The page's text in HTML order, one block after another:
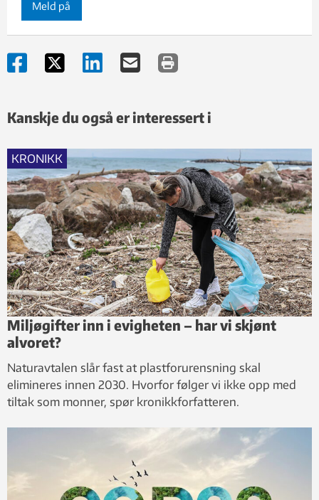
Meld på
Kanskje du også er interessert i
KRONIKK
Miljøgifter inn i evigheten – har vi skjønt
alvoret?
Naturavtalen slår fast at plastforurensning skal
elimineres innen 2030. Hvorfor følger vi ikke opp med
tiltak som monner, spør kronikkforfatteren.